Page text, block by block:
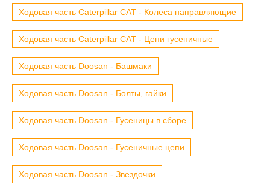
Ходовая часть Caterpillar CAT - Колеса направляющие
Ходовая часть Caterpillar CAT - Цепи гусеничные
Ходовая часть Doosan - Башмаки
Ходовая часть Doosan - Болты, гайки
Ходовая часть Doosan - Гусеницы в сборе
Ходовая часть Doosan - Гусеничные цепи
Ходовая часть Doosan - Звездочки